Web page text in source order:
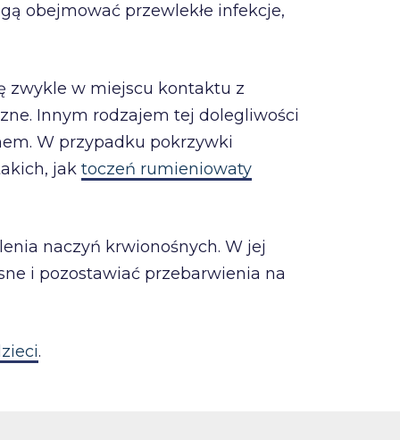
obejmować przewlekłe infekcje,
zwykle w miejscu kontaktu z
Innym rodzajem tej dolegliwości
W przypadku pokrzywki
jaktoczeń rumieniowaty
naczyń krwionośnych. W jej
i pozostawiać przebarwienia na
.